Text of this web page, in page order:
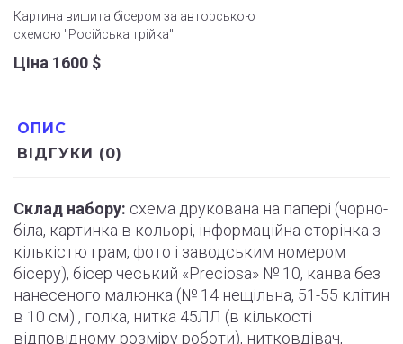
ОПИС
ВІДГУКИ (0)
Склад набору: схема друкована на папері (чорно-
біла, картинка в кольорі, інформаційна сторінка з
кількістю грам, фото і заводським номером
бісеру), бісер чеський «Preciosa» № 10, канва без
нанесеного малюнка (№ 14 нещільна, 51-55 клітин
в 10 см) , голка, нитка 45ЛЛ (в кількості
відповідному розміру роботи), нитковдівач,
Картина вишита бісером за авторською
схемою "Російська трійка"
Ціна 1600 $